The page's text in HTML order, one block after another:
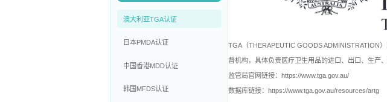
澳大利亚TGA认证
日本PMDA认证
中国香港MDD认证
韩国MFDS认证
TGA（THERAPEUTIC GOODS ADMINISTRATION
督机构，具体负责医疗卫生用品的进口、出口、生产
监管局官网链接： https://www.tga.gov.au/
数据库链接： https://www.tga.gov.au/resources/artg